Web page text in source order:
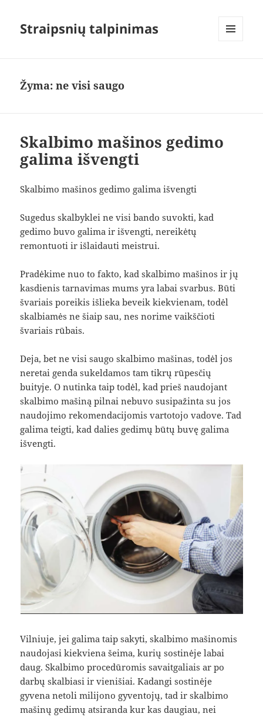
Straipsnių talpinimas
Žyma:ne visi saugo
Skalbimo mašinos gedimo
galima išvengti
Skalbimo mašinos gedimo galima išvengti
Sugedus skalbyklei ne visi bando suvokti, kad
gedimo buvo galima ir išvengti, nereikėtų
remontuoti ir išlaidauti meistrui.
Pradėkime nuo to fakto, kad skalbimo mašinos ir jų
kasdienis tarnavimas mums yra labai svarbus. Būti
švariais poreikis išlieka beveik kiekvienam, todėl
skalbiamės ne šiaip sau, nes norime vaikščioti
švariais rūbais.
Deja, bet ne visi saugo skalbimo mašinas, todėl jos
neretai genda sukeldamos tam tikrų rūpesčių
buityje. O nutinka taip todėl, kad prieš naudojant
skalbimo mašiną pilnai nebuvo susipažinta su jos
naudojimo rekomendacijomis vartotojo vadove. Tad
galima teigti, kad dalies gedimų būtų buvę galima
išvengti.
Vilniuje, jei galima taip sakyti, skalbimo mašinomis
naudojasi kiekviena šeima, kurių sostinėje labai
daug. Skalbimo procedūromis savaitgaliais ar po
darbų skalbiasi ir vienišiai. Kadangi sostinėje
gyvena netoli milijono gyventojų, tad ir skalbimo
mašinų gedimų atsiranda kur kas daugiau, nei